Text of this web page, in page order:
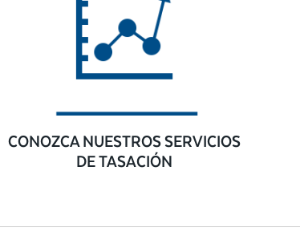
CONOZCA NUESTROS SERVICIOS
DE TASACIÓN